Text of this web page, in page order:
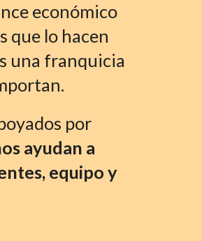
económico
que lo hacen
una franquicia
por
ayudan a
equipo y